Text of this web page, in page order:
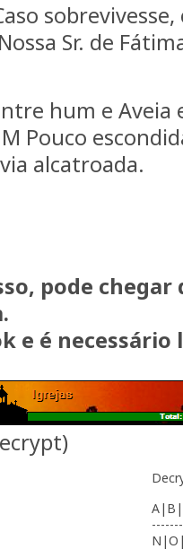
Sr. de
hum e Aveia
Pouco
alcatroada.
pode
e é
)